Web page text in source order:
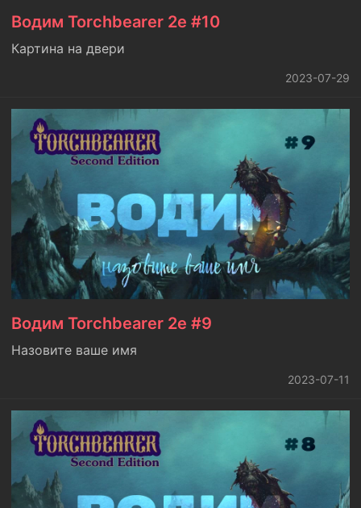
Водим Torchbearer 2e #10
Картина на двери
2023-07-29
Водим Torchbearer 2e #9
Назовите ваше имя
2023-07-11